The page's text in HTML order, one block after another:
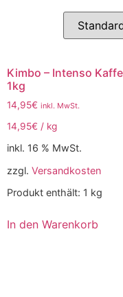
Kimbo – Intenso
1kg
14,95€ inkl. MwSt.
14,95€ / kg
inkl. 16 % MwSt.
zzgl. Versandkosten
Produkt enthält: 1 kg
In den Warenkorb